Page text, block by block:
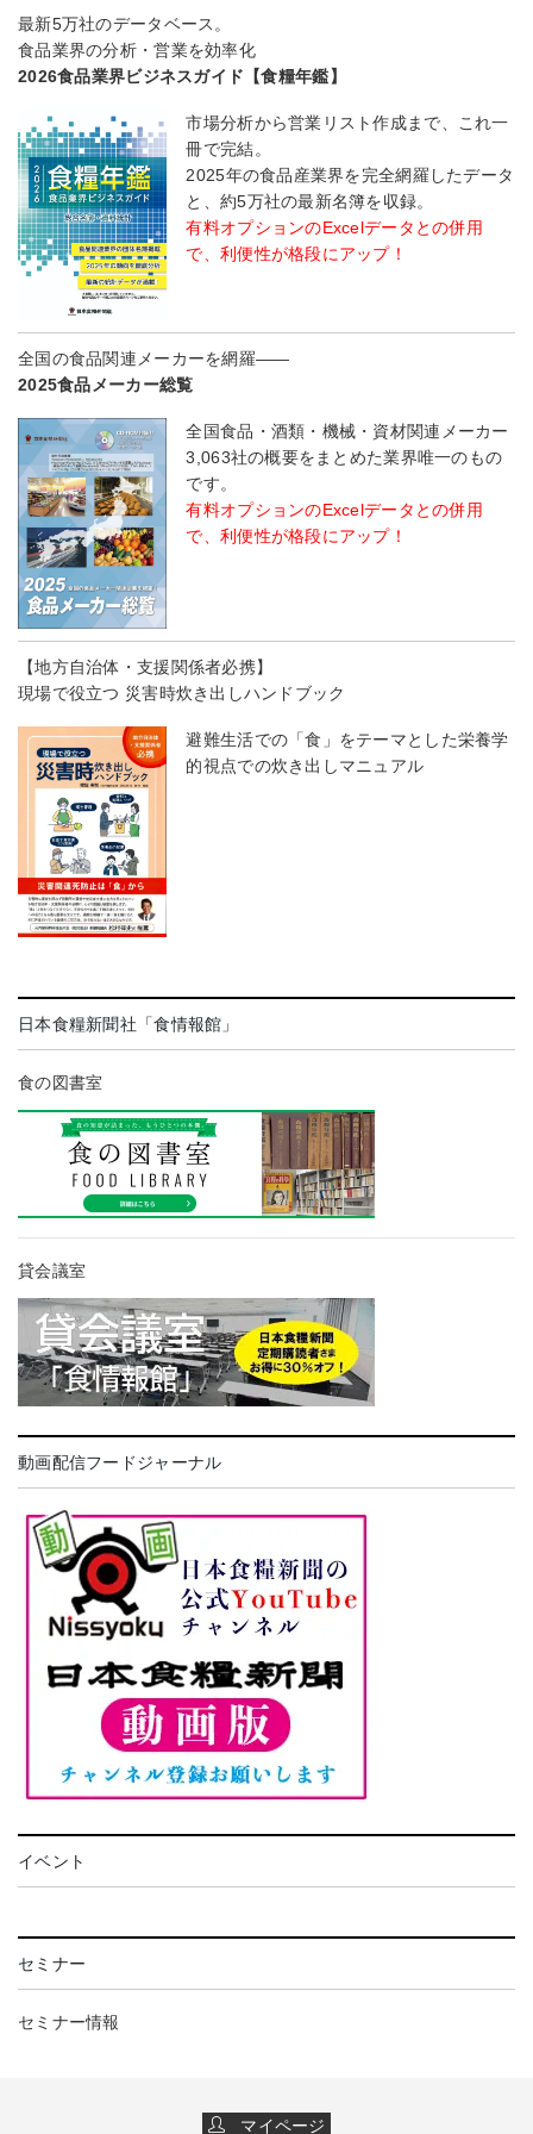
最新5万社のデータベース。
食品業界の分析・営業を効率化
2026食品業界ビジネスガイド【食糧年鑑】
市場分析から営業リスト作成まで、これ一
冊で完結。
2025年の食品産業界を完全網羅したデータ
と、約5万社の最新名簿を収録。
有料オプションのExcelデータとの併用
で、利便性が格段にアップ！
全国の食品関連メーカーを網羅――
2025食品メーカー総覧
全国食品・酒類・機械・資材関連メーカー
3,063社の概要をまとめた業界唯一のもの
です。
有料オプションのExcelデータとの併用
で、利便性が格段にアップ！
【地方自治体・支援関係者必携】
現場で役立つ 災害時炊き出しハンドブック
避難生活での「食」をテーマとした栄養学
的視点での炊き出しマニュアル
日本食糧新聞社「食情報館」
食の図書室
貸会議室
動画配信フードジャーナル
イベント
セミナー
セミナー情報
マイページ